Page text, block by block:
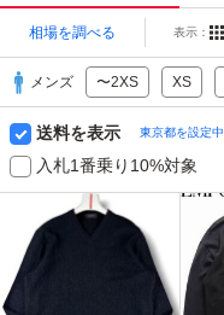
相場を調べる 表示：
メンズ 〜2XS XS
送料を表示 東京都を設定中
入札1番乗り10%対象